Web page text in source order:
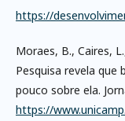
https://
Moraes, B., Caires,
Pesquisa revela que
pouco sobre ela.
https://